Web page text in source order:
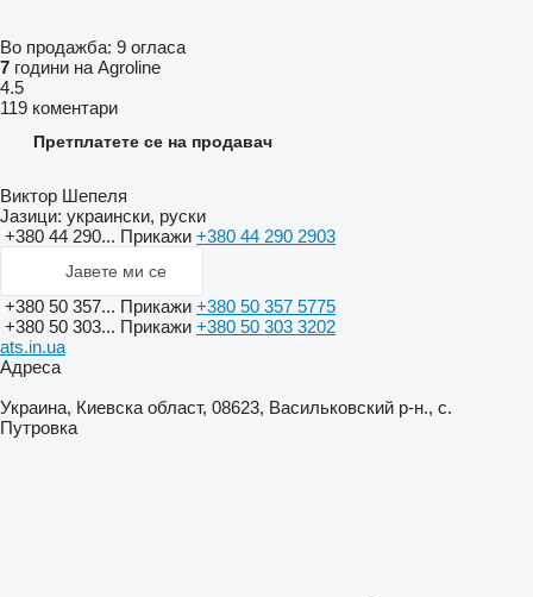
Во продажба: 9 огласа
7 години на Agroline
4.5
119 коментари
Претплатете се на продавач
Виктор Шепеля
Јазици: украински, руски
+380 44 290... Прикажи +380 44 290 2903
Јавете ми се
+380 50 357... Прикажи +380 50 357 5775
+380 50 303... Прикажи +380 50 303 3202
ats.in.ua
Адреса
Украина, Киевска област, 08623, Васильковский р-н., с.
Путровка